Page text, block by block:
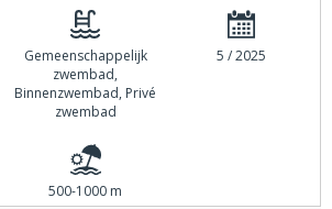
Gemeenschappelijk
zwembad,
Binnenzwembad, Privé
zwembad
5 / 2025
500-1000 m